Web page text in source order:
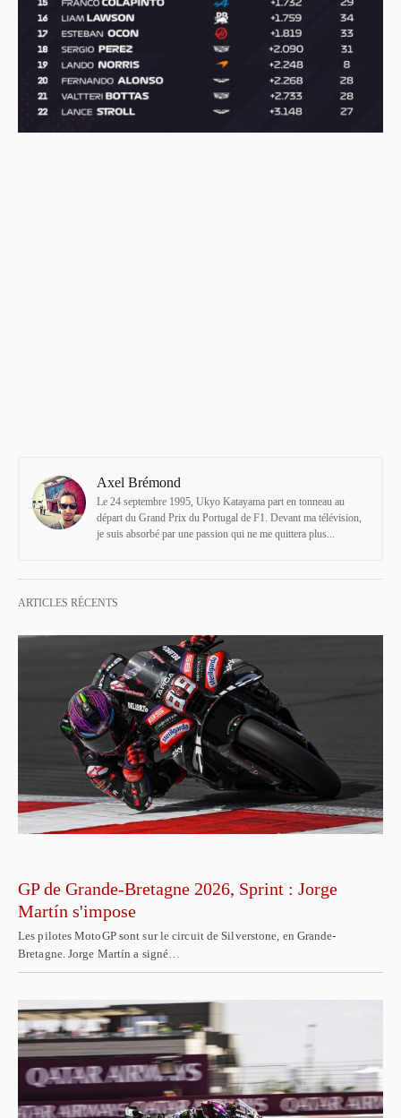
Axel Brémond
Le 24 septembre 1995, Ukyo Katayama part en tonneau au
départ du Grand Prix du Portugal de F1. Devant ma télévision,
je suis absorbé par une passion qui ne me quittera plus...
ARTICLES RÉCENTS
GP de Grande-Bretagne 2026, Sprint : Jorge
Martín s'impose
Les pilotes MotoGP sont sur le circuit de Silverstone, en Grande-
Bretagne. Jorge Martín a signé…